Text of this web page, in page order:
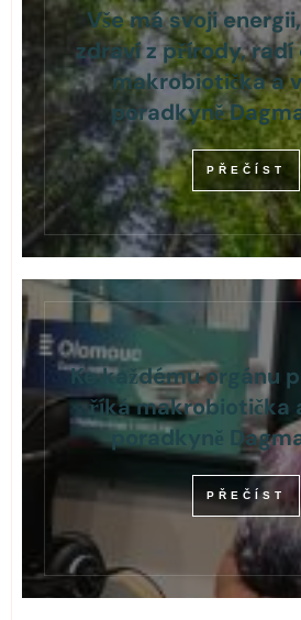
Vše má svoji
zdraví z přírody,
makrobiotička a
poradkyně
PŘEČÍST
Ke každému orgánu
říká makrobiotička
poradkyně
PŘEČÍST